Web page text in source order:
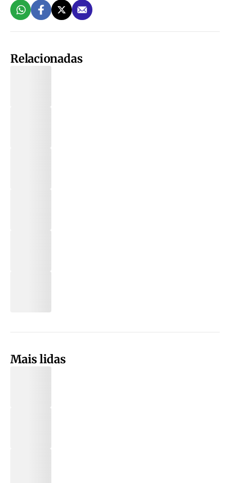
Relacionadas
Mais lidas